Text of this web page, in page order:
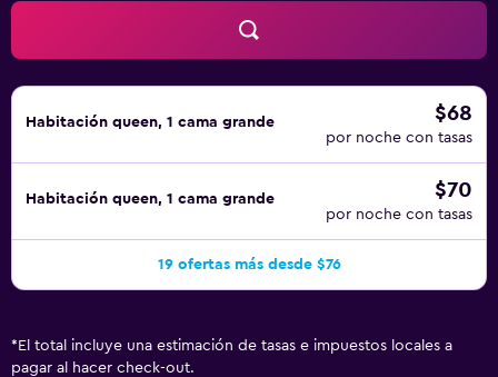
Habitación queen, 1 cama grande $68
por noche con tasas
Habitación queen, 1 cama grande $70
por noche con tasas
19 ofertas más desde $76
* El total incluye una estimación de tasas e impuestos locales a
pagar al hacer check-out.